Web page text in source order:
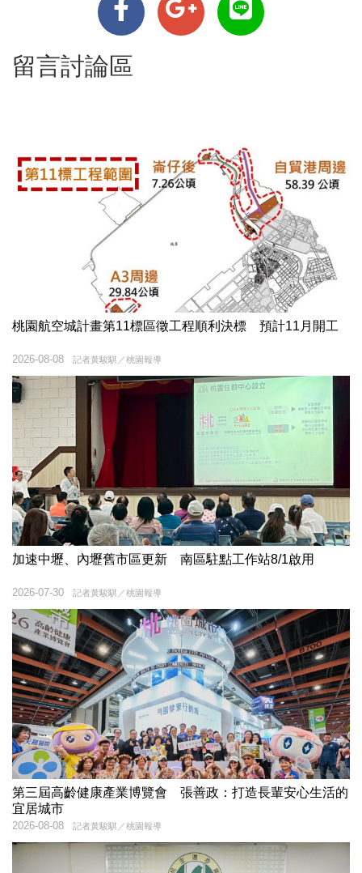
留言討論區
桃園航空城計畫第11標區徵工程順利決標 預計11月開工
記者黃駿騏／桃園報導
2026-08-08
加速中壢、內壢舊市區更新 南區駐點工作站8/1啟用
記者黃駿騏／桃園報導
2026-07-30
第三屆高齡健康產業博覽會 張善政：打造長輩安心生活的
宜居城市
記者黃駿騏／桃園報導
2026-08-08